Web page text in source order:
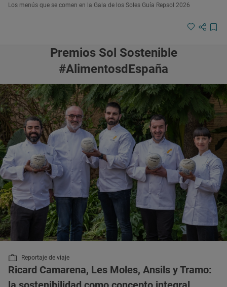
Los menús que se comen en la Gala de los Soles Guía Repsol 2026
Premios Sol Sostenible
#AlimentosdEspaña
Reportaje de viaje
Ricard Camarena, Les Moles, Ansils y Tramo: